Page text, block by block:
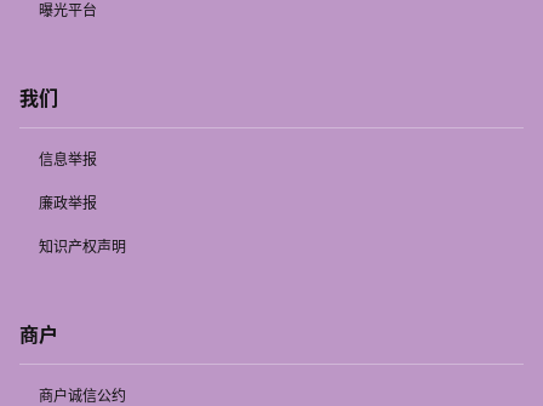
曝光平台
我们
信息举报
廉政举报
知识产权声明
商户
商户诚信公约